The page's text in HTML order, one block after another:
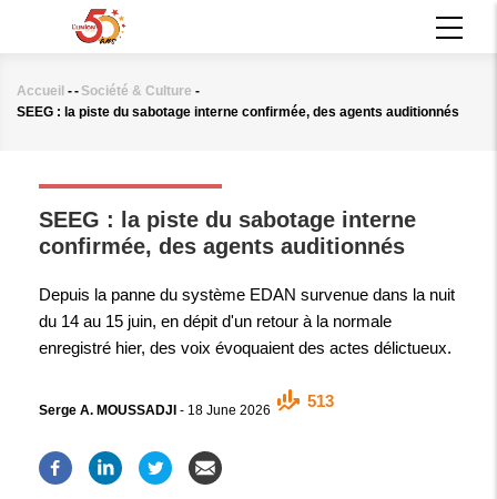
principal
Fil
Accueil -- Société & Culture -
SEEG : la piste du sabotage interne confirmée, des agents auditionnés
SEEG : la piste du sabotage interne
confirmée, des agents auditionnés
Depuis la panne du système EDAN survenue dans la nuit
du 14 au 15 juin, en dépit d'un retour à la normale
enregistré hier, des voix évoquaient des actes délictueux.
Serge A. MOUSSADJI - 18 June 2026
513